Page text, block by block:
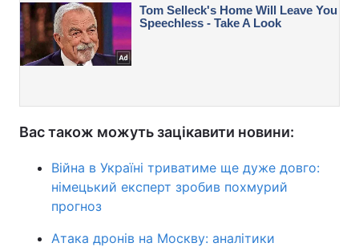
Вас також можуть зацікавити новини:
Війна в Україні триватиме ще дуже довго:
німецький експерт зробив похмурий
прогноз
Атака дронів на Москву: аналітики